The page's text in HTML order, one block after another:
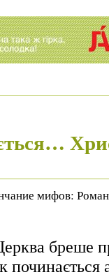
мифов:
бреше
починається